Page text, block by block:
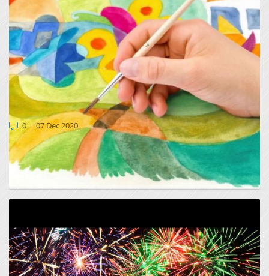
ZAKLJUČEK LIKOVNEGA NATEČAJA
0 07 Dec 2020
Spostovani,
sporočamo vam, da se je 30.11.2020 zaključil likovni natečaj
»Bogastvo območij Natura...